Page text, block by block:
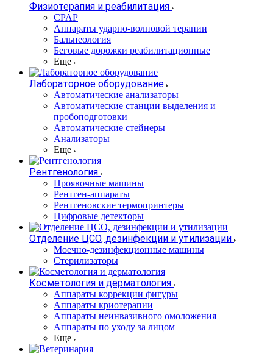
Физиотерапия и реабилитация
CPAP
Аппараты ударно-волновой терапии
Бальнеология
Беговые дорожки реабилитационные
Еще
Лабораторное оборудование
Автоматические анализаторы
Автоматические станции выделения и
пробоподготовки
Автоматические стейнеры
Анализаторы
Еще
Рентгенология
Проявочные машины
Рентген-аппараты
Рентгеновские термопринтеры
Цифровые детекторы
Отделение ЦСО, дезинфекции и утилизации
Моечно-дезинфекционные машины
Стерилизаторы
Косметология и дерматология
Аппараты коррекции фигуры
Аппараты криотерапии
Аппараты неинвазивного омоложения
Аппараты по уходу за лицом
Еще